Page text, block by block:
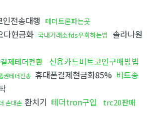
인전송대행 테더트론파는곳
다현금화 국내거래소fds우회하는법
솔라나원
제테더전환
신용카드비트코인구매방법
권테더전송 휴대폰결제현금화85% 비트송
손대손 환치기 테더tron구입 trc20판매